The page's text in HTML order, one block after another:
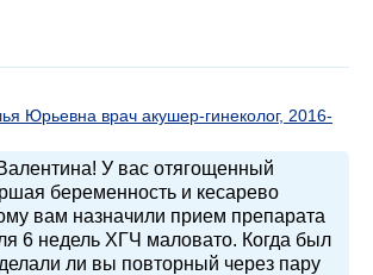
Юрьевна врач акушер-гинеколог, 2016-
У вас отягощенный
беременность и кесарево
вам назначили прием препарата
6 недель ХГЧ маловато. Когда был
ли вы повторный через пару